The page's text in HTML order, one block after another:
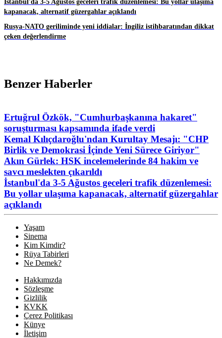
İstanbul'da 3-5 Ağustos geceleri trafik düzenlemesi: Bu yollar ulaşıma
kapanacak, alternatif güzergahlar açıklandı
Rusya-NATO geriliminde yeni iddialar: İngiliz istihbaratından dikkat
çeken değerlendirme
Benzer Haberler
Ertuğrul Özkök, "Cumhurbaşkanına hakaret"
soruşturması kapsamında ifade verdi
Kemal Kılıçdaroğlu'ndan Kurultay Mesajı: "CHP
Birlik ve Demokrasi İçinde Yeni Sürece Giriyor"
Akın Gürlek: HSK incelemelerinde 84 hakim ve
savcı meslekten çıkarıldı
İstanbul'da 3-5 Ağustos geceleri trafik düzenlemesi:
Bu yollar ulaşıma kapanacak, alternatif güzergahlar
açıklandı
Yaşam
Sinema
Kim Kimdir?
Rüya Tabirleri
Ne Demek?
Hakkımızda
Sözleşme
Gizlilik
KVKK
Çerez Politikası
Künye
İletişim